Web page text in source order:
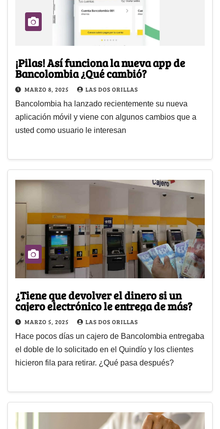
¡Pilas! Así funciona la nueva app de
Bancolombia ¿Qué cambió?
MARZO 8, 2025 LAS DOS ORILLAS
Bancolombia ha lanzado recientemente su nueva
aplicación móvil y viene con algunos cambios que a
usted como usuario le interesan
¿Tiene que devolver el dinero si un
cajero electrónico le entrega de más?
MARZO 5, 2025 LAS DOS ORILLAS
Hace pocos días un cajero de Bancolombia entregaba
el doble de lo solicitado en el Quindío y los clientes
hicieron fila para retirar. ¿Qué pasa después?